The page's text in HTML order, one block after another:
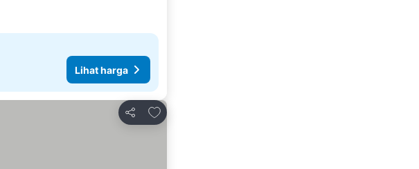
Lihat harga
Bagikan
Tambahkan ke favorit